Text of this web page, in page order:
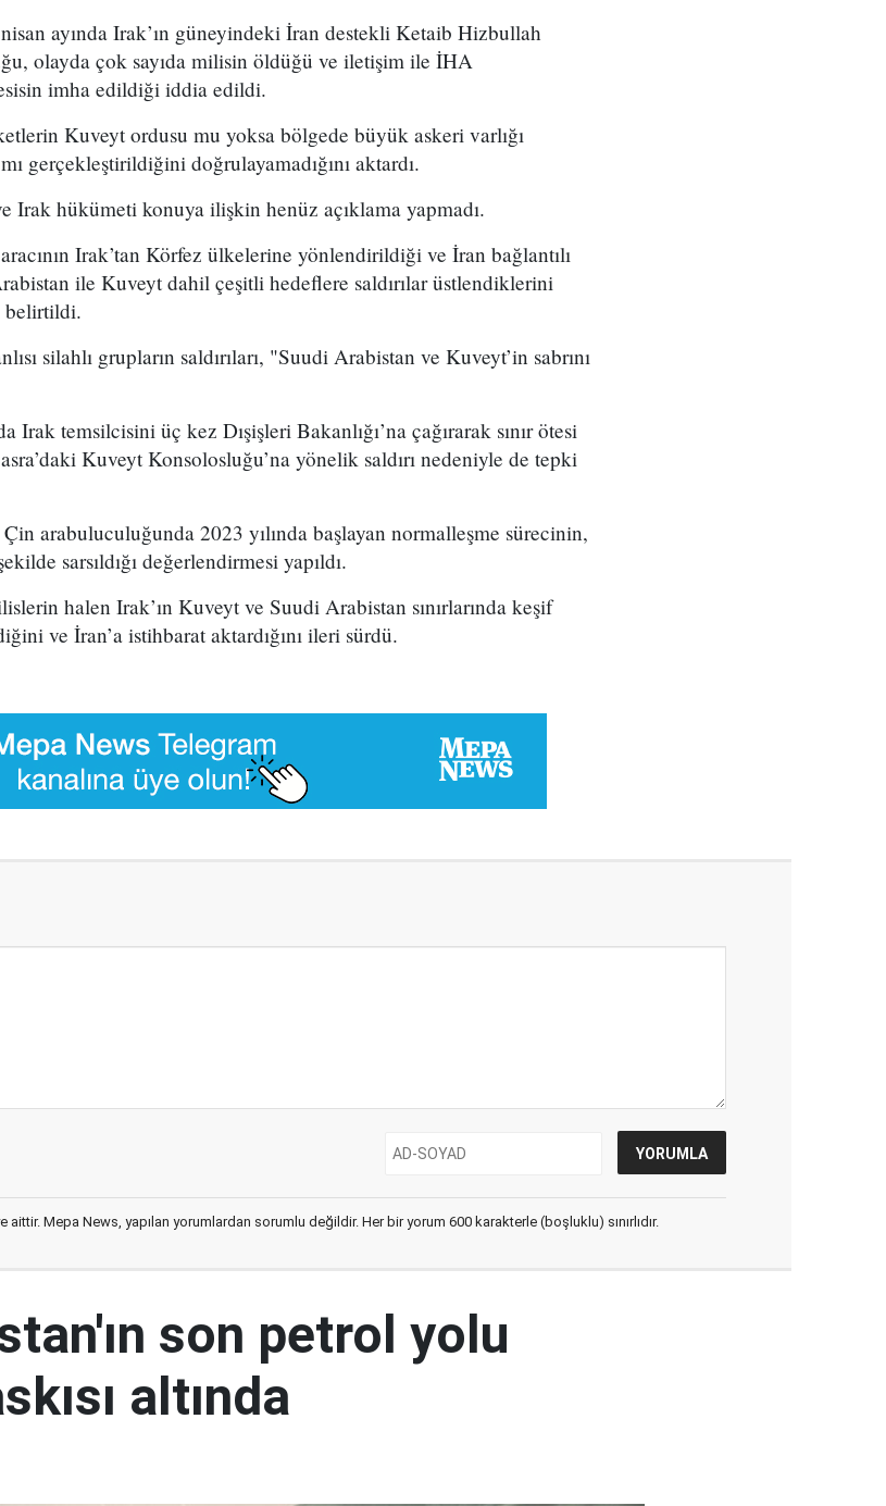
ayında Irak’ın güneyindeki İran destekli Ketaib Hizbullah
olayda çok sayıda milisin öldüğü ve iletişim ile İHA
imha edildiği iddia edildi.
Kuveyt ordusu mu yoksa bölgede büyük askeri varlığı
gerçekleştirildiğini doğrulayamadığını aktardı.
Irak hükümeti konuya ilişkin henüz açıklama yapmadı.
Irak’tan Körfez ülkelerine yönlendirildiği ve İran bağlantılı
ile Kuveyt dahil çeşitli hedeflere saldırılar üstlendiklerini
belirtildi.
silahlı grupların saldırıları, "Suudi Arabistan ve Kuveyt’in sabrını
Irak temsilcisini üç kez Dışişleri Bakanlığı’na çağırarak sınır ötesi
Kuveyt Konsolosluğu’na yönelik saldırı nedeniyle de tepki
arabuluculuğunda 2023 yılında başlayan normalleşme sürecinin,
sarsıldığı değerlendirmesi yapıldı.
halen Irak’ın Kuveyt ve Suudi Arabistan sınırlarında keşif
ve İran’a istihbarat aktardığını ileri sürdü.
Mepa News, yapılan yorumlardan sorumlu değildir. Her bir yorum 600 karakterle (boşluklu) sınırlıdır.
son petrol yolu
altında